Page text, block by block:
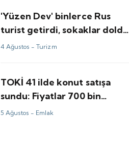
'Yüzen Dev' binlerce Rus
turist getirdi, sokaklar doldu
taştı
4 Ağustos -Turizm
TOKİ 41 ilde konut satışa
sundu: Fiyatlar 700 bin
TL'den başlıyor
5 Ağustos - Emlak